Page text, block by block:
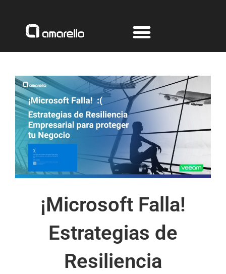
contenido
¡Microsoft Falla!
Estrategias de
Resiliencia